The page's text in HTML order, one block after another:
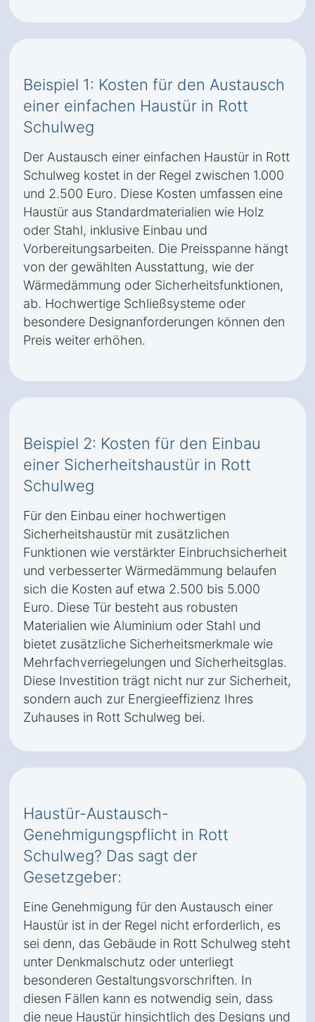
Beispiel 1: Kosten für den Austausch
einer einfachen Haustür in Rott
Schulweg
Der Austausch einer einfachen Haustür in Rott
Schulweg kostet in der Regel zwischen 1.000
und 2.500 Euro. Diese Kosten umfassen eine
Haustür aus Standardmaterialien wie Holz
oder Stahl, inklusive Einbau und
Vorbereitungsarbeiten. Die Preisspanne hängt
von der gewählten Ausstattung, wie der
Wärmedämmung oder Sicherheitsfunktionen,
ab. Hochwertige Schließsysteme oder
besondere Designanforderungen können den
Preis weiter erhöhen.
Beispiel 2: Kosten für den Einbau
einer Sicherheitshaustür in Rott
Schulweg
Für den Einbau einer hochwertigen
Sicherheitshaustür mit zusätzlichen
Funktionen wie verstärkter Einbruchsicherheit
und verbesserter Wärmedämmung belaufen
sich die Kosten auf etwa 2.500 bis 5.000
Euro. Diese Tür besteht aus robusten
Materialien wie Aluminium oder Stahl und
bietet zusätzliche Sicherheitsmerkmale wie
Mehrfachverriegelungen und Sicherheitsglas.
Diese Investition trägt nicht nur zur Sicherheit,
sondern auch zur Energieeffizienz Ihres
Zuhauses in Rott Schulweg bei.
Haustür-Austausch-
Genehmigungspflicht in Rott
Schulweg? Das sagt der
Gesetzgeber:
Eine Genehmigung für den Austausch einer
Haustür ist in der Regel nicht erforderlich, es
sei denn, das Gebäude in Rott Schulweg steht
unter Denkmalschutz oder unterliegt
besonderen Gestaltungsvorschriften. In
diesen Fällen kann es notwendig sein, dass
die neue Haustür hinsichtlich des Designs und